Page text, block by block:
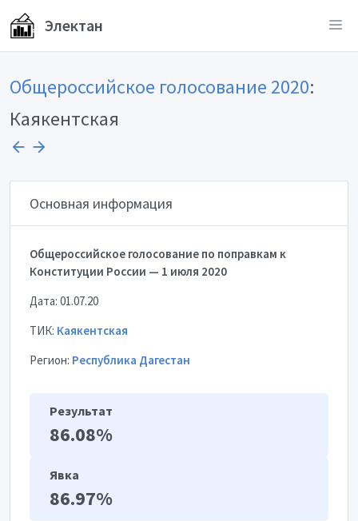
Электан
Общероссийское голосование 2020:
Каякентская
Основная информация
Общероссийское голосование по поправкам к
Конституции России — 1 июля 2020
Дата: 01.07.20
ТИК: Каякентская
Регион: Республика Дагестан
Результат
86.08%
Явка
86.97%